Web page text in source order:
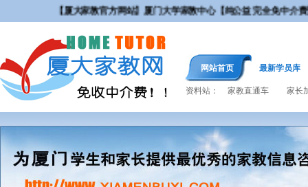
【厦大家教官方网站】厦门大学家教中心【纯公益 完全免中介
网站首页 最新学员库
资料站： 家教直通车 家长